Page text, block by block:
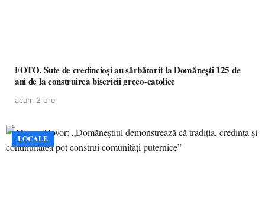
FOTO. Sute de credincioși au sărbătorit la Domănești 125 de
ani de la construirea bisericii greco-catolice
acum 2 ore
LOCALE